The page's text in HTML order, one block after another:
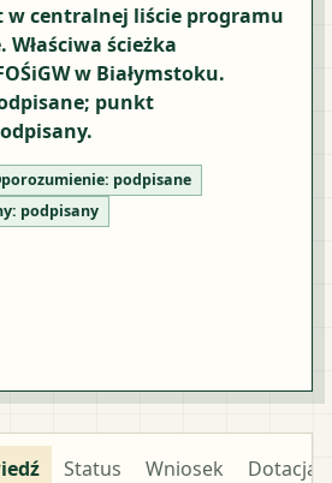
w centralnej liście programu
Właściwa ścieżka
w Białymstoku.
punkt
porozumienie: podpisane
podpisany
Status Wniosek Dotacja